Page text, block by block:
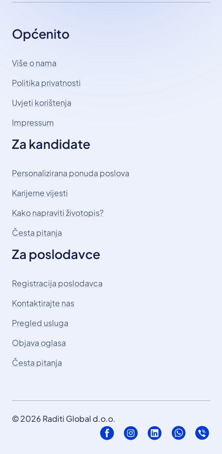
Općenito
Više o nama
Politika privatnosti
Uvjeti korištenja
Impressum
Za kandidate
Personalizirana ponuda poslova
Karijerne vijesti
Kako napraviti životopis?
Česta pitanja
Za poslodavce
Registracija poslodavca
Kontaktirajte nas
Pregled usluga
Objava oglasa
Česta pitanja
© 2026 Raditi Global d.o.o.